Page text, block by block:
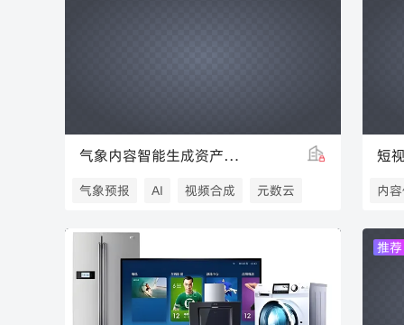
气象内容智能生成资产专区
气象预报 AI 视频合成 元数云
短
内
推荐